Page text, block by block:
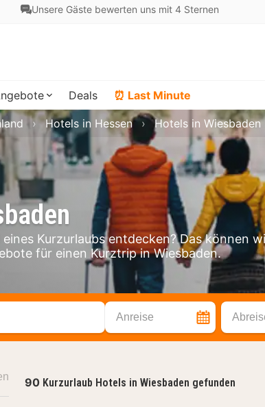
Unsere Gäste bewerten uns mit 4 Sternen
Deals ⏰ Last Minute
Kurzurlaubs entdecken? Das können
für einen Kurztrip in Wiesbaden.
Hotels in Hessen Hotels in Wiesbaden
Anreise
90 Kurzurlaub Hotels in Wiesbaden gefunden